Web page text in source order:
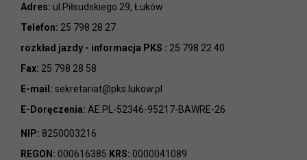
Adres: ul.Piłsudskiego 29, Łuków
Telefon: 25 798 28 27
rozkład jazdy - informacja PKS : 25 798 22 40
Fax: 25 798 28 58
E-mail: sekretariat@pks.lukow.pl
E-Doręczenia: AE:PL-52346-95217-BAWRE-26
NIP: 8250003216
REGON: 000616385 KRS: 0000041089